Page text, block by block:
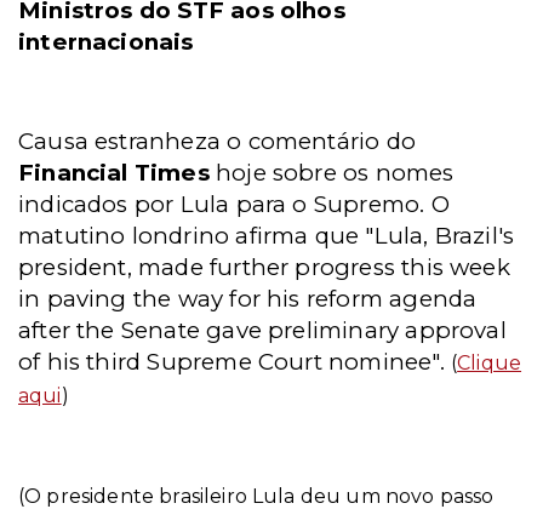
Ministros do STF aos olhos
internacionais
Causa estranheza o comentário do
Financial Times hoje sobre os nomes
indicados por Lula para o Supremo. O
matutino londrino afirma que "Lula, Brazil's
president, made further progress this week
in paving the way for his reform agenda
after the Senate gave preliminary approval
of his third Supreme Court nominee". (Clique
aqui)
(O presidente brasileiro Lula deu um novo passo